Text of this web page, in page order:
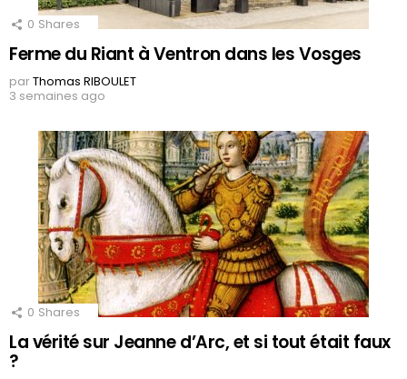
0 Shares
Ferme du Riant à Ventron dans les Vosges
parThomas RIBOULET
3 semaines ago
0 Shares
La vérité sur Jeanne d’Arc, et si tout était faux
?